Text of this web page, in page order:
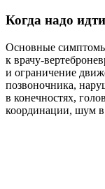
Когда надо
Основные
к врачу-
и ограничение
позвоночника,
в конечностях,
координации, шум